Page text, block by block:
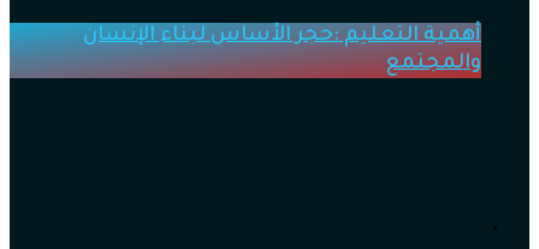
أهمية التعليم :حجر الأساس لبناء الإنسان
والمجتمع